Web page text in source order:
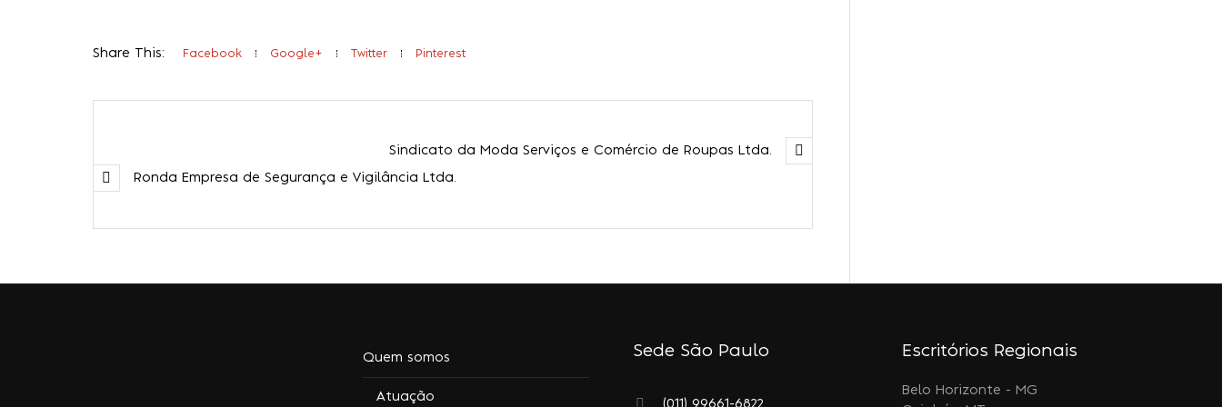
Share This: Facebook Google+ Twitter Pinterest
Sindicato da Moda Serviços e Comércio de Roupas Ltda.
Ronda Empresa de Segurança e Vigilância Ltda.
Quem somos
Atuação
Sede São Paulo
(011) 99661-6822
Escritórios Regionais
Belo Horizonte - MG